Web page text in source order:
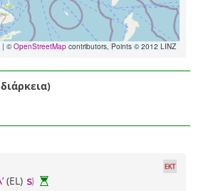
| © OpenStreetMap contributors, Points © 2012 LINZ
(EL)